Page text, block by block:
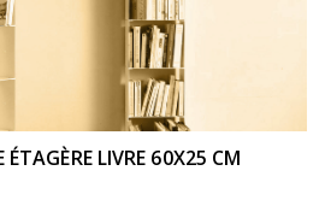
LIVRE 60X25 CM